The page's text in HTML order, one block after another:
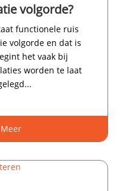
volgorde?
functionele ruis
volgorde en dat is
het vaak bij
worden te laat